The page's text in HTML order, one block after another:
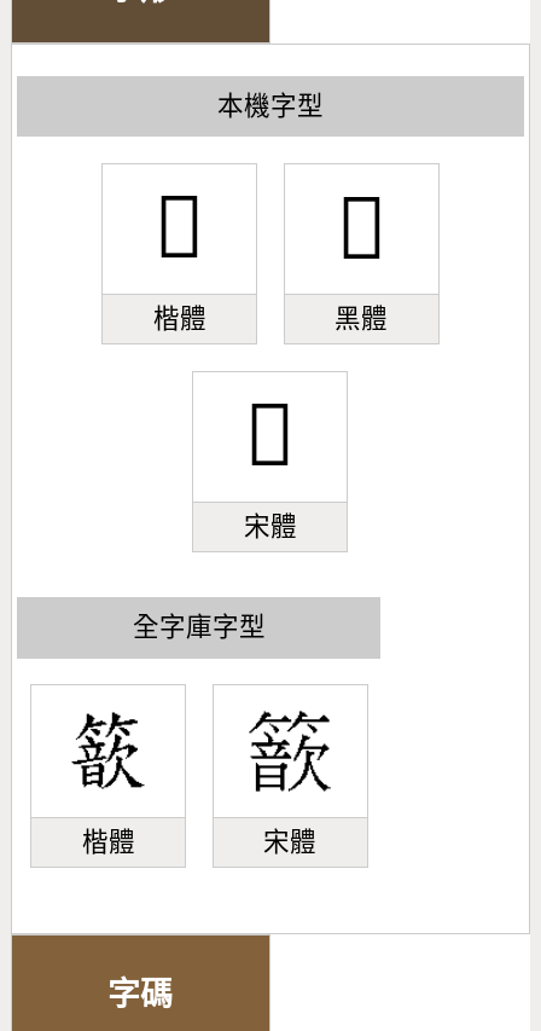
本機字型
𥵗
楷體
𥵗
黑體
𥵗
宋體
全字庫字型
楷體 宋體
字碼